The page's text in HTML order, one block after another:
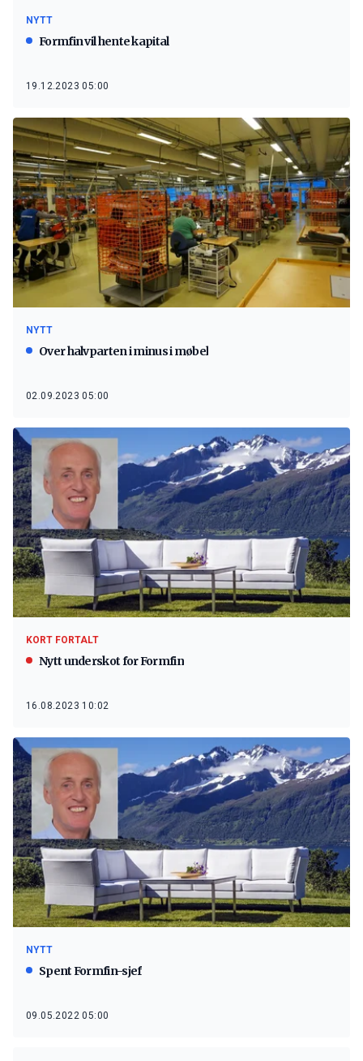
NYTT
Formfin vil hente kapital
19.12.2023 05:00
NYTT
Over halvparten i minus i møbel
02.09.2023 05:00
KORT FORTALT
Nytt underskot for Formfin
16.08.2023 10:02
NYTT
Spent Formfin-sjef
09.05.2022 05:00